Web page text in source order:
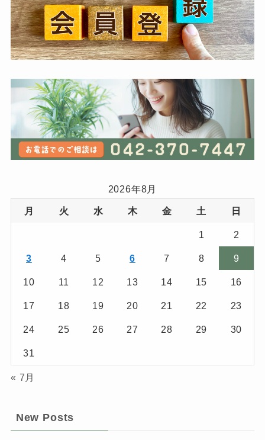
2026年8月
月 火 水 木 金 土 日
1 2
3 4 5 6 7 8 9
10 11 12 13 14 15 16
17 18 19 20 21 22 23
24 25 26 27 28 29 30
31
« 7月
New Posts